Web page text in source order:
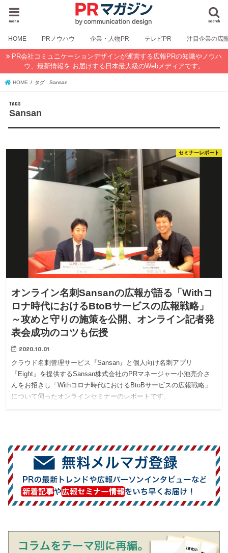
search
menu
HOME PRノウハウ 企業・人物PR テレビPR 注目企業の広
PR会社コミュニケーションデザインが運営する広報PRの知識やノウハ
ウ、最新情報を お届けする日本最大級のWebメディアです。
HOME タグ : Sansan
Sansan
セミナーレポート
オンライン名刺Sansanの広報が語る「Withコ
ロナ時代におけるBtoBサービスの広報戦略」
～攻めと守りの施策を公開、オンライン記者発
表会成功のコツも伝授
2020.10.01
クラウド名刺管理サービス『Sansan』と個人向け名刺アプリ
『Eight』を提供するSansan株式会社のPRマネージャー小池亮介さ
んをお招きし「Withコロナ時代におけるBtoBサービスの広報戦略」
について伺ったオンラインセミナーのレポートです。